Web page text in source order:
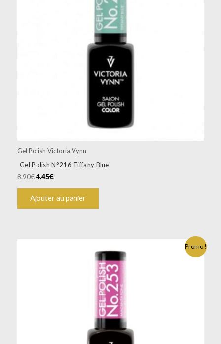
Gel Polish Victoria Vynn
Gel Polish N°216 Tiffany Blue
8.90€4.45€
Ajouter au panier
Promo !